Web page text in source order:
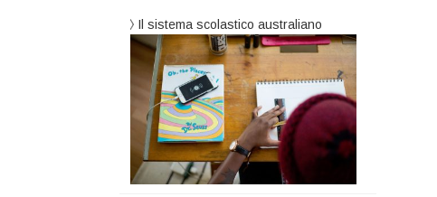
Il sistema scolastico australiano